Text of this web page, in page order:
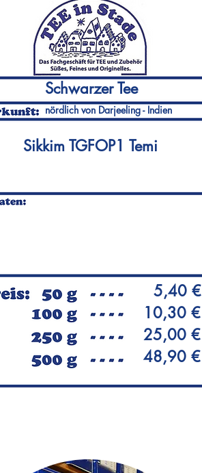
Schwarzer Tee
Sikkim TGFOP1 Temi
nördlich von Darjeeling - Indien
5,40 €
10,30 €
25,00 €
48,90 €